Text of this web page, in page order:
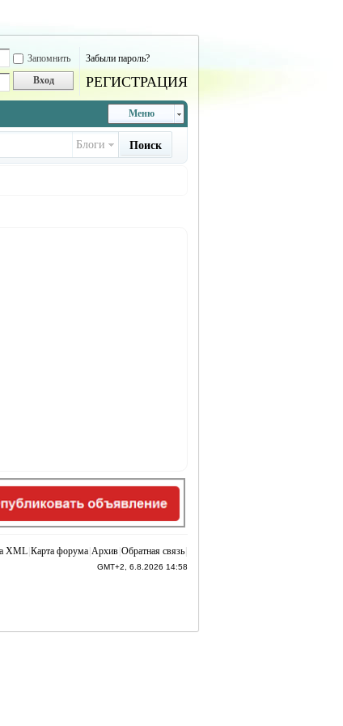
Запомнить Забыли пароль?
Вход РЕГИСТРАЦИЯ
Меню
Блоги Поиск
XML Карта форума Архив Обратная связь
GMT+2, 6.8.2026 14:58